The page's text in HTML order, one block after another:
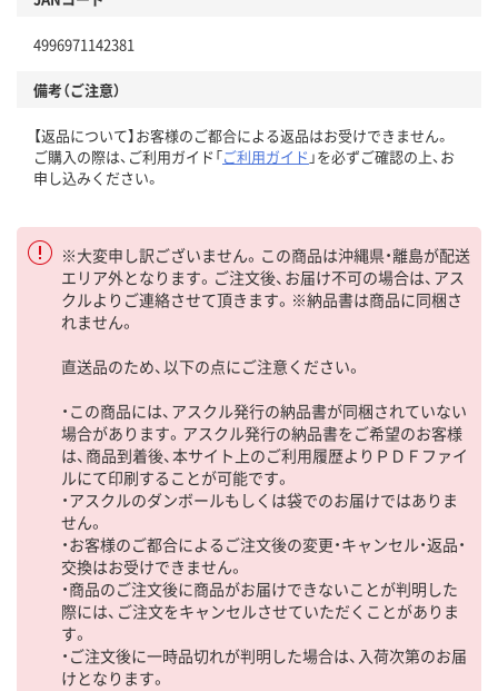
4996971142381
備考（ご注意）
【返品について】お客様のご都合による返品はお受けできません。
ご購入の際は、ご利用ガイド「ご利用ガイド 」を必ずご確認の上、お
申し込みください。
※大変申し訳ございません。この商品は沖縄県・離島が配送
エリア外となります。ご注文後、お届け不可の場合は、アス
クルよりご連絡させて頂きます。※納品書は商品に同梱さ
れません。
直送品のため、以下の点にご注意ください。
・この商品には、アスクル発行の納品書が同梱されていない
場合があります。アスクル発行の納品書をご希望のお客様
は、商品到着後、本サイト上のご利用履歴よりＰＤＦファイ
ルにて印刷することが可能です。
・アスクルのダンボールもしくは袋でのお届けではありま
せん。
・お客様のご都合によるご注文後の変更・キャンセル・返品・
交換はお受けできません。
・商品のご注文後に商品がお届けできないことが判明した
際には、ご注文をキャンセルさせていただくことがありま
す。
・ご注文後に一時品切れが判明した場合は、入荷次第のお届
けとなります。